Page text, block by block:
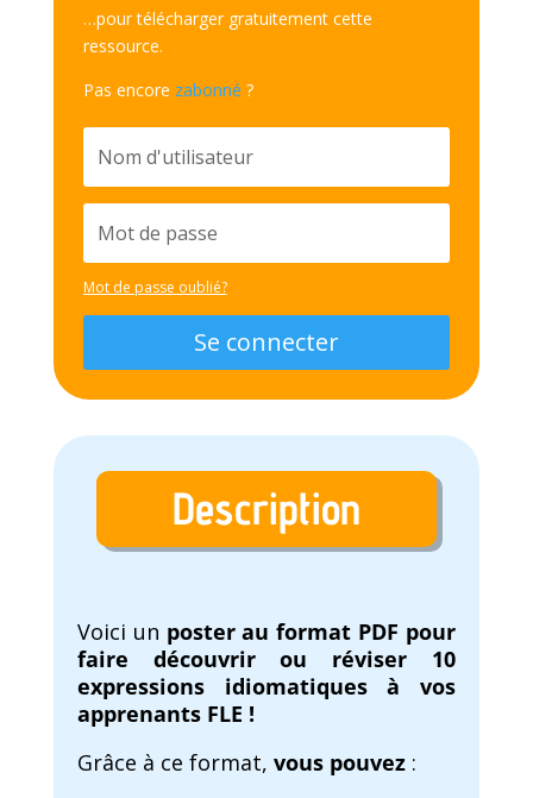
…pour télécharger gratuitement cette
ressource.
Pas encore zabonné ?
Mot de passe oublié?
Se connecter
Description
Voici un poster au format PDF pour
faire découvrir ou réviser 10
expressions idiomatiques à vos
apprenants FLE !
Grâce à ce format, vous pouvez: